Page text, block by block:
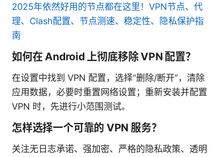
2025年依然好用的节点都在这里！VPN节点、代
理、Clash配置、节点测速、稳定性、隐私保护指
南
如何在 Android 上彻底移除 VPN 配置？
在设置中找到 VPN 配置，选择“删除/断开”，清除
应用数据，必要时重置网络设置；重新安装并配置
VPN 时，先进行小范围测试。
怎样选择一个可靠的 VPN 服务？
关注无日志承诺、强加密、严格的隐私政策、透明